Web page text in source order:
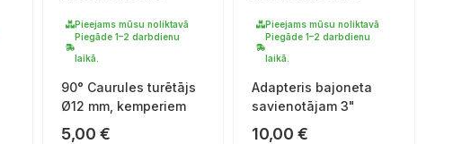
Pieejams mūsu noliktavā
Piegāde 1–2 darbdienu
laikā.
90° Caurules turētājs
Ø12 mm, kemperiem
5,00 €
Pieejams mūsu noliktavā
Piegāde 1–2 darbdienu
laikā.
Adapteris bajoneta
savienotājam 3"
10,00€